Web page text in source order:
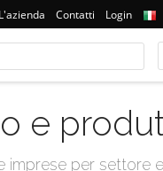
L'azienda Contatti Login
e
imprese per settore